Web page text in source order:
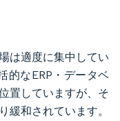
は適度に集中してい
的なERP・データベ
置していますが、そ
緩和されています。